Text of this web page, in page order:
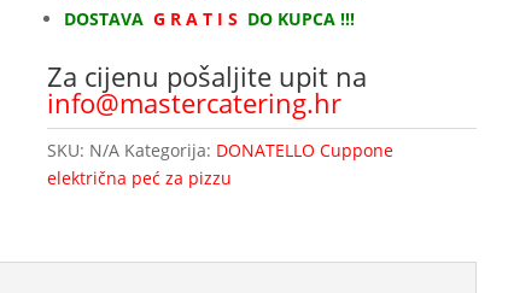
DOSTAVA G R A T I S DO KUPCA !!!
Za cijenu pošaljite upit na
info@mastercatering.hr
SKU: N/A Kategorija: DONATELLO Cuppone
električna peć za pizzu